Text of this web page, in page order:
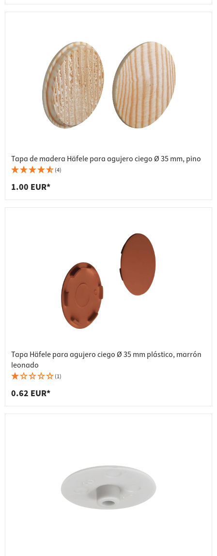
Tapa de madera Häfele para agujero ciego Ø 35 mm, pino
(4)
1.00 EUR*
Tapa Häfele para agujero ciego Ø 35 mm plástico, marrón
leonado
(1)
0.62 EUR*